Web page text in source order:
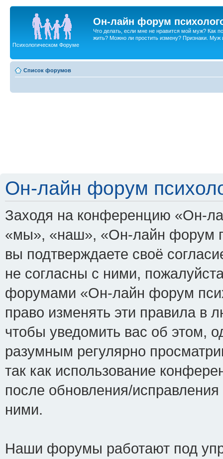
Он-лайн форум
Что делать, если мне не нравится мой муж? Как
жить? Можно ли простить измену? Признаки. Муж
Психологическом Форуме
Список форумов
Он-лайн форум
Заходя на конференцию «Он-
«мы», «наш», «Он-лайн форум
вы подтверждаете своё
не согласны с ними,
форумами «Он-лайн форум
право изменять эти правила в
чтобы уведомить вас об этом,
разумным регулярно
так как использование
после обновления/
ними.
Наши форумы работают под